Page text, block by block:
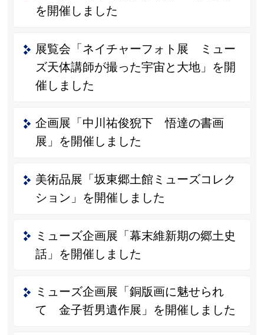
を開催しました
展覧会「ネイチャーフォト展 ミュー
ズ天体講師が撮った宇宙と大地」を開
催しました
企画展「中川祐俊猊下 悟達の書画
展」を開催しました
美術品展「坂東郷土館ミューズコレク
ション」を開催しました
ミューズ企画展「幕末維新期の郷土史
話」を開催しました
ミューズ企画展「銅版画に魅せられ
て 金子哲男遺作展」を開催しました